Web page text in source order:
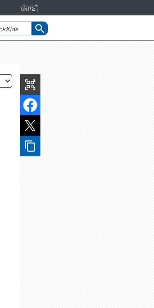
ਪੰਜਾਬੀ
search
qr_code_scanner
content_copy